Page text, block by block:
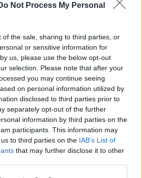
Not Process My Personal
of the sale, sharing to third parties, or
or sensitive information for
us, please use the below opt-out
selection. Please note that after your
you may continue seeing
on personal information utilized by
disclosed to third parties prior to
separately opt-out of the further
information by third parties on the
participants. This information may
to third parties on the IAB’s List of
that may further disclose it to other
giovedì 22 febbraio al pubblico mentre